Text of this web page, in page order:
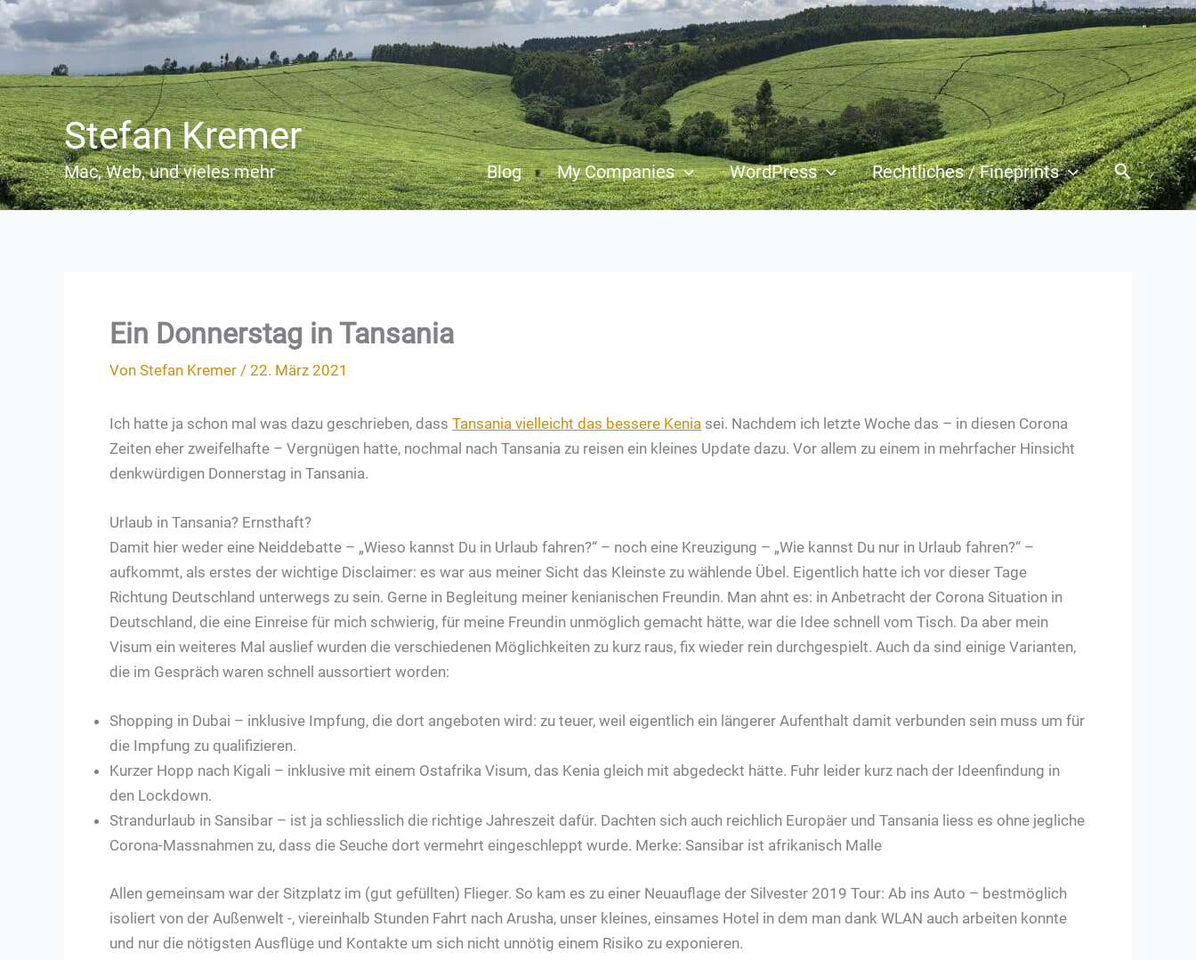
Zum
Inhalt
springen
Stefan Kremer
Mac, Web, und vieles mehr Blog My Companies WordPress Rechtliches / Fineprints Suchen
Ein Donnerstag in Tansania
Von Stefan Kremer / 22. März 2021
Ich hatte ja schon mal was dazu geschrieben, dass Tansania vielleicht das bessere Kenia sei. Nachdem ich letzte Woche das – in diesen Corona
Zeiten eher zweifelhafte – Vergnügen hatte, nochmal nach Tansania zu reisen ein kleines Update dazu. Vor allem zu einem in mehrfacher Hinsicht
denkwürdigen Donnerstag in Tansania.
Urlaub in Tansania? Ernsthaft?
Damit hier weder eine Neiddebatte – „Wieso kannst Du in Urlaub fahren?“ – noch eine Kreuzigung – „Wie kannst Du nur in Urlaub fahren?“ –
aufkommt, als erstes der wichtige Disclaimer: es war aus meiner Sicht das Kleinste zu wählende Übel. Eigentlich hatte ich vor dieser Tage
Richtung Deutschland unterwegs zu sein. Gerne in Begleitung meiner kenianischen Freundin. Man ahnt es: in Anbetracht der Corona Situation in
Deutschland, die eine Einreise für mich schwierig, für meine Freundin unmöglich gemacht hätte, war die Idee schnell vom Tisch. Da aber mein
Visum ein weiteres Mal auslief wurden die verschiedenen Möglichkeiten zu kurz raus, fix wieder rein durchgespielt. Auch da sind einige Varianten,
die im Gespräch waren schnell aussortiert worden:
Shopping in Dubai – inklusive Impfung, die dort angeboten wird: zu teuer, weil eigentlich ein längerer Aufenthalt damit verbunden sein muss um für
die Impfung zu qualifizieren.
Kurzer Hopp nach Kigali – inklusive mit einem Ostafrika Visum, das Kenia gleich mit abgedeckt hätte. Fuhr leider kurz nach der Ideenfindung in
den Lockdown.
Strandurlaub in Sansibar – ist ja schliesslich die richtige Jahreszeit dafür. Dachten sich auch reichlich Europäer und Tansania liess es ohne jegliche
Corona-Massnahmen zu, dass die Seuche dort vermehrt eingeschleppt wurde. Merke: Sansibar ist afrikanisch Malle
Allen gemeinsam war der Sitzplatz im (gut gefüllten) Flieger. So kam es zu einer Neuauflage der Silvester 2019 Tour: Ab ins Auto – bestmöglich
isoliert von der Außenwelt -, viereinhalb Stunden Fahrt nach Arusha, unser kleines, einsames Hotel in dem man dank WLAN auch arbeiten konnte
und nur die nötigsten Ausflüge und Kontakte um sich nicht unnötig einem Risiko zu exponieren.